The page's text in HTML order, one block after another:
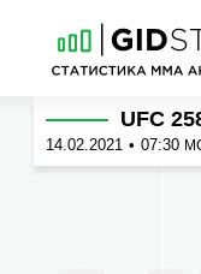
UFC
14.02.2021 • 07:30